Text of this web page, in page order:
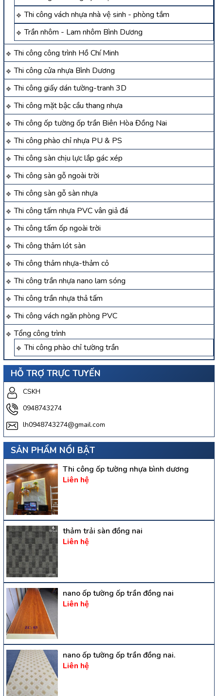
Thi công vách nhựa nhà vệ sinh - phòng tắm
Trần nhôm - Lam nhôm Bình Dương
Thi công công trình Hồ Chí Minh
Thi công cửa nhựa Bình Dương
Thi công giấy dán tường-tranh 3D
Thi công mặt bậc cầu thang nhựa
Thi công ốp tường ốp trần Biên Hòa Đồng Nai
Thi công phào chỉ nhựa PU & PS
Thi công sàn chịu lực lắp gác xép
Thi công sàn gỗ ngoài trời
Thi công sàn gỗ sàn nhựa
Thi công tấm nhựa PVC vân giả đá
Thi công tấm ốp ngoài trời
Thi công thảm lót sàn
Thi công thảm nhựa-thảm cỏ
Thi công trần nhựa nano lam sóng
Thi công trần nhựa thả tấm
Thi công vách ngăn phòng PVC
Tổng công trình
Thi công phào chỉ tường trần
HỖ TRỢ TRỰC TUYẾN
CSKH
0948743274
lh0948743274@gmail.com
SẢN PHẨM NỔI BẬT
Thi công ốp tường nhựa bình dương
Liên hệ
thảm trải sàn đồng nai
Liên hệ
nano ốp tường ốp trần đồng nai
Liên hệ
nano ốp tường ốp trần đồng nai.
Liên hệ